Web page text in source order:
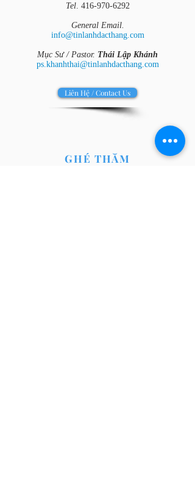
Tel. 416-970-6292
General Email.
info@tinlanhdacthang.com
Mục Sư / Pastor. Thái Lập Khánh
ps.khanhthai@tinlanhdacthang.com
Liên Hệ / Contact Us
GHÉ THĂM